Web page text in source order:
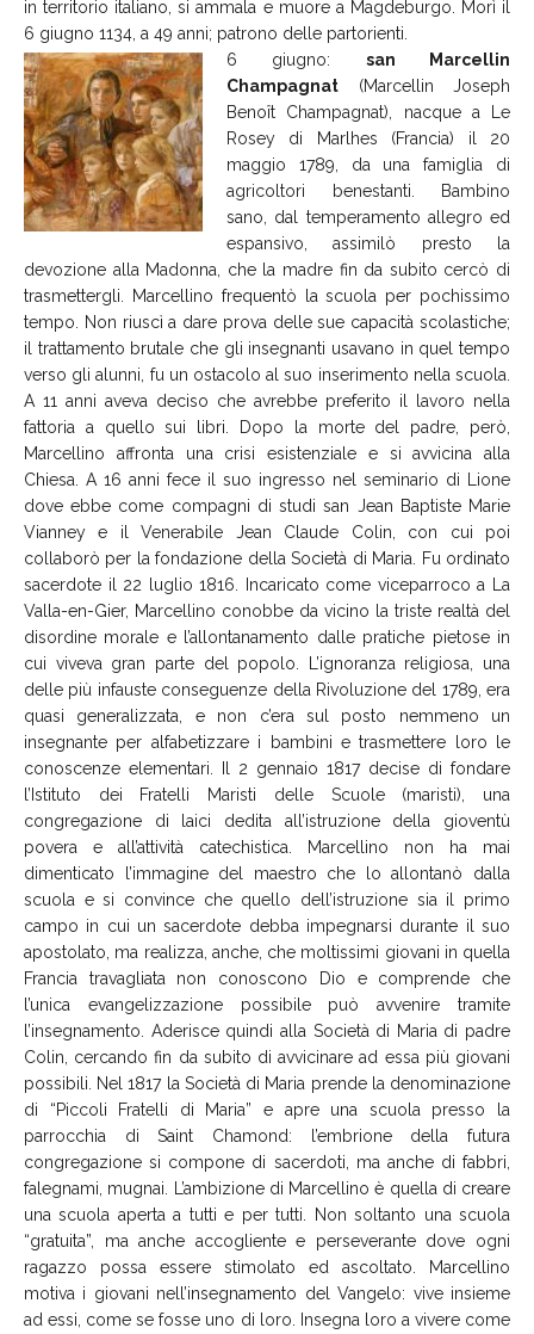
in territorio italiano, si ammala e muore a Magdeburgo. Morì il
6 giugno 1134, a 49 anni; patrono delle partorienti.
6 giugno: san Marcellin
Champagnat (Marcellin Joseph
Benoît Champagnat), nacque a Le
Rosey di Marlhes (Francia) il 20
maggio 1789, da una famiglia di
agricoltori benestanti. Bambino
sano, dal temperamento allegro ed
espansivo, assimilò presto la
devozione alla Madonna, che la madre fin da subito cercò di
trasmettergli. Marcellino frequentò la scuola per pochissimo
tempo. Non riuscì a dare prova delle sue capacità scolastiche;
il trattamento brutale che gli insegnanti usavano in quel tempo
verso gli alunni, fu un ostacolo al suo inserimento nella scuola.
A 11 anni aveva deciso che avrebbe preferito il lavoro nella
fattoria a quello sui libri. Dopo la morte del padre, però,
Marcellino affronta una crisi esistenziale e si avvicina alla
Chiesa. A 16 anni fece il suo ingresso nel seminario di Lione
dove ebbe come compagni di studi san Jean Baptiste Marie
Vianney e il Venerabile Jean Claude Colin, con cui poi
collaborò per la fondazione della Società di Maria. Fu ordinato
sacerdote il 22 luglio 1816. Incaricato come viceparroco a La
Valla-en-Gier, Marcellino conobbe da vicino la triste realtà del
disordine morale e l’allontanamento dalle pratiche pietose in
cui viveva gran parte del popolo. L’ignoranza religiosa, una
delle più infauste conseguenze della Rivoluzione del 1789, era
quasi generalizzata, e non c’era sul posto nemmeno un
insegnante per alfabetizzare i bambini e trasmettere loro le
conoscenze elementari. Il 2 gennaio 1817 decise di fondare
l’Istituto dei Fratelli Maristi delle Scuole (maristi), una
congregazione di laici dedita all’istruzione della gioventù
povera e all’attività catechistica. Marcellino non ha mai
dimenticato l’immagine del maestro che lo allontanò dalla
scuola e si convince che quello dell’istruzione sia il primo
campo in cui un sacerdote debba impegnarsi durante il suo
apostolato, ma realizza, anche, che moltissimi giovani in quella
Francia travagliata non conoscono Dio e comprende che
l’unica evangelizzazione possibile può avvenire tramite
l’insegnamento. Aderisce quindi alla Società di Maria di padre
Colin, cercando fin da subito di avvicinare ad essa più giovani
possibili. Nel 1817 la Società di Maria prende la denominazione
di “Piccoli Fratelli di Maria” e apre una scuola presso la
parrocchia di Saint Chamond: l’embrione della futura
congregazione si compone di sacerdoti, ma anche di fabbri,
falegnami, mugnai. L’ambizione di Marcellino è quella di creare
una scuola aperta a tutti e per tutti. Non soltanto una scuola
“gratuita”, ma anche accogliente e perseverante dove ogni
ragazzo possa essere stimolato ed ascoltato. Marcellino
motiva i giovani nell’insegnamento del Vangelo: vive insieme
ad essi, come se fosse uno di loro. Insegna loro a vivere come